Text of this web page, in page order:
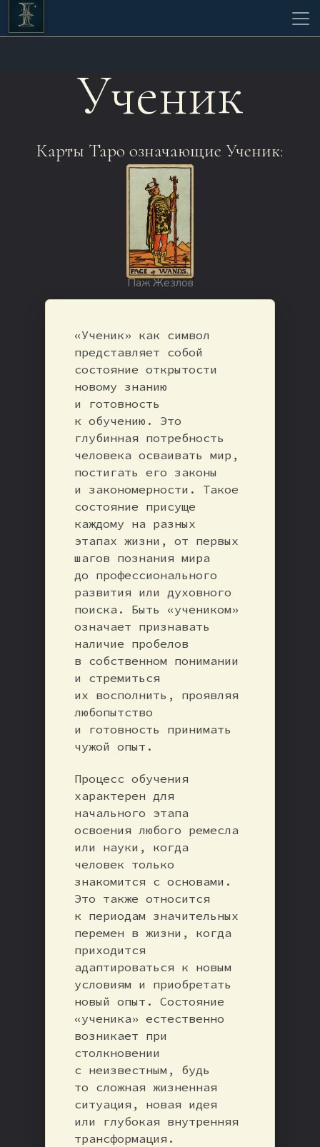
Ученик
Карты Таро означающие Ученик:
Паж Жезлов
«Ученик» как символ
представляет собой
состояние открытости
новому знанию
и готовность
к обучению. Это
глубинная потребность
человека осваивать мир,
постигать его законы
и закономерности. Такое
состояние присуще
каждому на разных
этапах жизни, от первых
шагов познания мира
до профессионального
развития или духовного
поиска. Быть «учеником»
означает признавать
наличие пробелов
в собственном понимании
и стремиться
их восполнить, проявляя
любопытство
и готовность принимать
чужой опыт.
Процесс обучения
характерен для
начального этапа
освоения любого ремесла
или науки, когда
человек только
знакомится с основами.
Это также относится
к периодам значительных
перемен в жизни, когда
приходится
адаптироваться к новым
условиям и приобретать
новый опыт. Состояние
«ученика» естественно
возникает при
столкновении
с неизвестным, будь
то сложная жизненная
ситуация, новая идея
или глубокая внутренняя
трансформация.